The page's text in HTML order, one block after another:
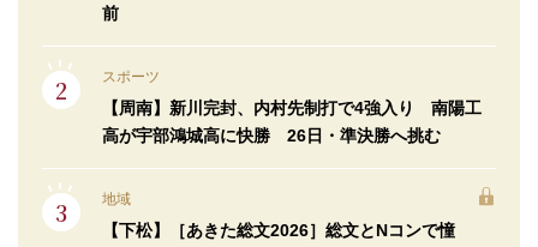
前
スポーツ
【周南】新川完封、内村先制打で4強入り 南陽工
高が宇部鴻城高に快勝 26日・準決勝へ挑む
地域
【下松】［あきた総文2026］総文とNコンで憧